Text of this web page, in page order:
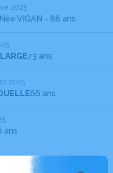
2025
Née VIGAN - 88 ans
73 ans
2025
66 ans
ans